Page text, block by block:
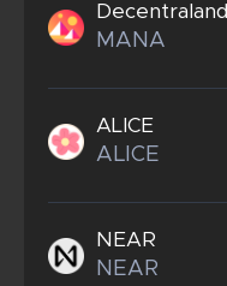
Decentraland
MANA
ALICE
ALICE
NEAR
NEAR